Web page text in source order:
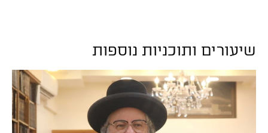
שיעורים ותוכניות נוספות